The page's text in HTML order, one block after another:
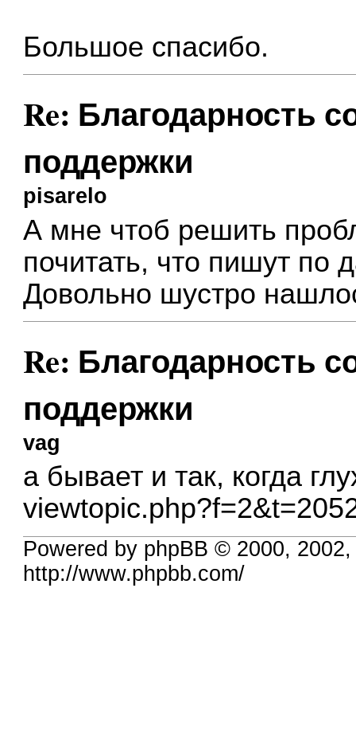
Большое спасибо.
Re: Благодарность
поддержки
pisarelo
А мне чтоб решить
почитать, что пишут
Довольно шустро
Re: Благодарность
поддержки
vag
а бывает и так, когда
Powered by phpBB © 2000,
http://www.phpbb.com/